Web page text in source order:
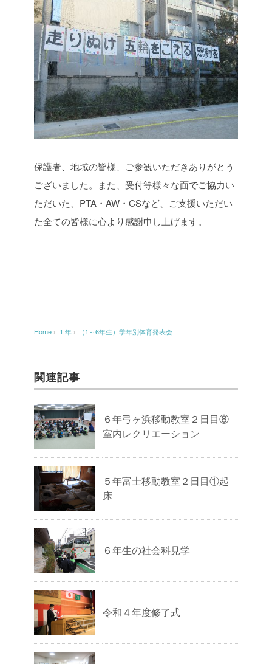
保護者、地域の皆様、ご参観いただきありがとう
ございました。また、受付等様々な面でご協力い
ただいた、PTA・AW・CSなど、ご支援いただい
た全ての皆様に心より感謝申し上げます。
Home › １年 › （1～6年生）学年別体育発表会
関連記事
６年弓ヶ浜移動教室２日目⑧
室内レクリエーション
５年富士移動教室２日目①起
床
６年生の社会科見学
令和４年度修了式